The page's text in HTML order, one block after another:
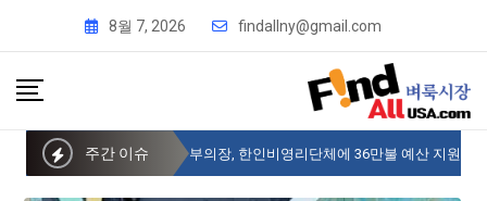
8월 7, 2026 findallny@gmail.com
주간 이슈
뉴욕시의회 샌드라 황 부의장, 한인비영리단체에 36만불 예산 지원